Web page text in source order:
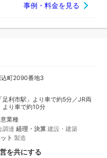
事例・料金を見る
町2090番地3
足利市駅」より車で約5分／JR両
より車で約10分
業種
調達 経理・決算 建設・建築
ト 製造
を共にする